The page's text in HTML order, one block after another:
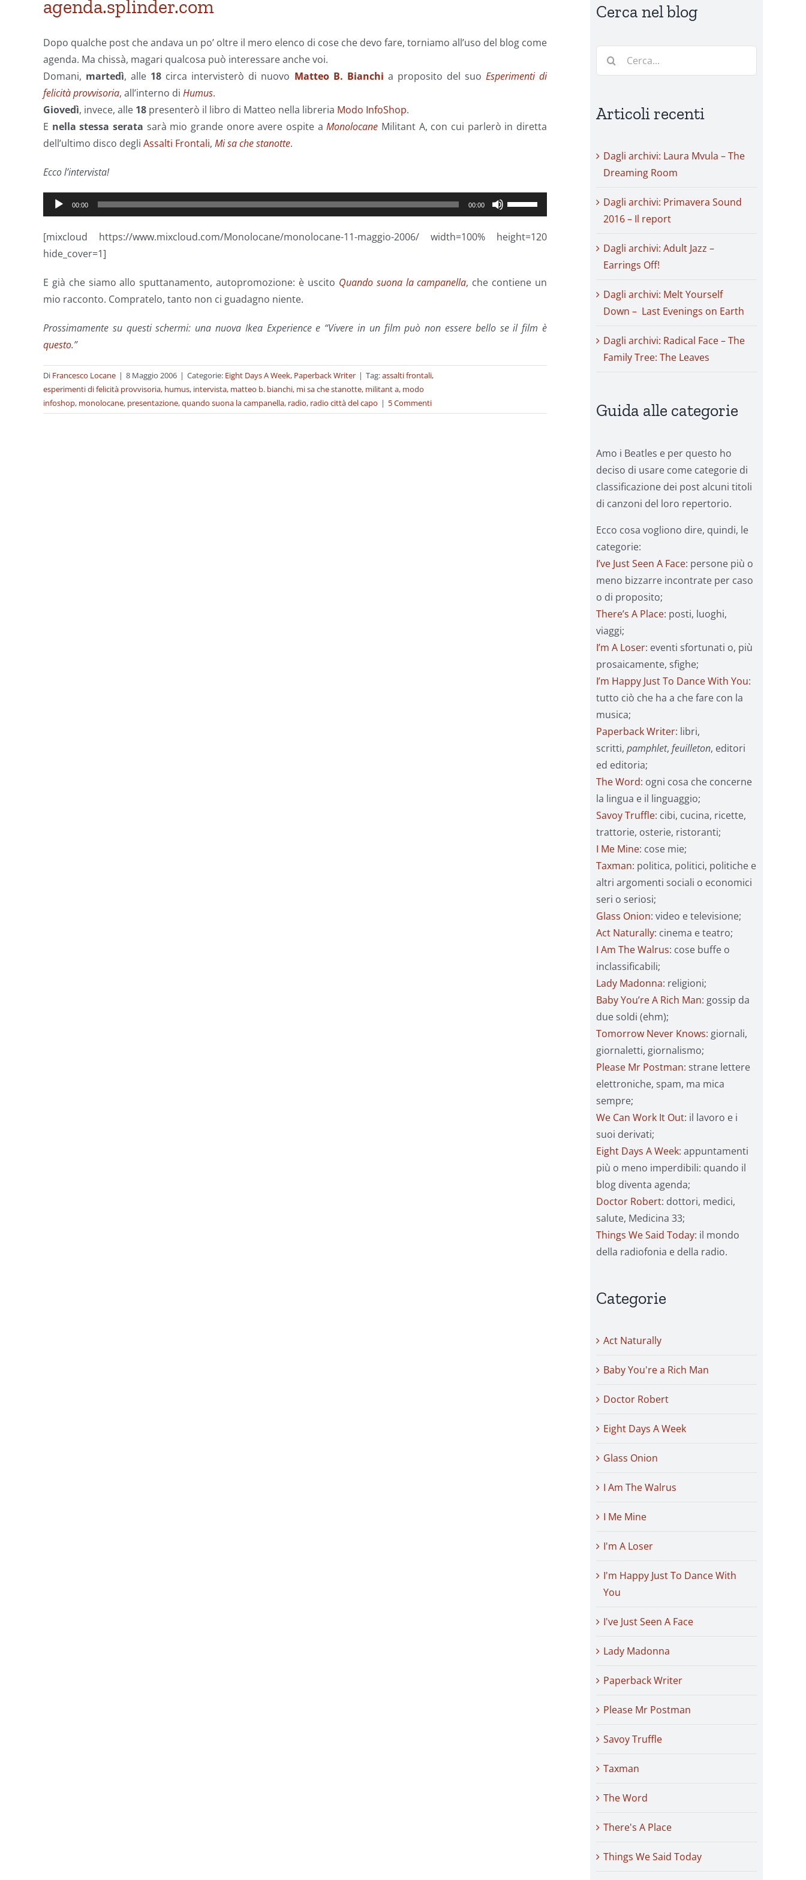
agenda.splinder.com
Dopo qualche post che andava un po’ oltre il mero elenco di cose che devo fare, torniamo all’uso del blog come
agenda. Ma chissà, magari qualcosa può interessare anche voi.
Domani, martedì, alle 18 circa intervisterò di nuovo Matteo B. Bianchi a proposito del suo Esperimenti di
felicità provvisoria, all’interno di Humus.
Giovedì, invece, alle 18 presenterò il libro di Matteo nella libreria Modo InfoShop.
E nella stessa serata sarà mio grande onore avere ospite aMonolocane Militant A, con cui parlerò in diretta
dell’ultimo disco degli Assalti Frontali, Mi sa che stanotte.
Ecco l’intervista!
Audio
Player
00:00 00:00
Usa
i
tasti
per
diminuire
volume.
[mixcloud https://www.mixcloud.com/Monolocane/monolocane-11-maggio-2006/ width=100% height=120
hide_cover=1]
E già che siamo allo sputtanamento, autopromozione: è uscito Quando suona la campanella, che contiene un
mio racconto. Compratelo, tanto non ci guadagno niente.
Prossimamente su questi schermi: una nuova Ikea Experience e “Vivere in un film può non essere bello se il film è
questo.”
Di Francesco Locane | 8 Maggio 2006 | Categorie: Eight Days A Week, Paperback Writer | Tag:assalti frontali,
esperimenti di felicità provvisoria, humus, intervista, matteo b. bianchi, mi sa che stanotte, militant a, modo
infoshop, monolocane, presentazione,quando suona la campanella, radio, radio città del capo | 5 Commenti
Cerca nel blog
Cerca
Articoli recenti
Dagli archivi: Laura Mvula – The
Dreaming Room
Dagli archivi: Primavera Sound
2016 – Il report
Dagli archivi: Adult Jazz –
Earrings Off!
Dagli archivi: Melt Yourself
Down – Last Evenings on Earth
Dagli archivi: Radical Face – The
Family Tree: The Leaves
Guida alle categorie
Amo i Beatles e per questo ho
deciso di usare come categorie di
classificazione dei post alcuni titoli
di canzoni del loro repertorio.
Ecco cosa vogliono dire, quindi, le
categorie:
I’ve Just Seen A Face: persone più o
meno bizzarre incontrate per caso
o di proposito;
There’s A Place: posti, luoghi,
viaggi;
I’m A Loser: eventi sfortunati o, più
prosaicamente, sfighe;
I’m Happy Just To Dance With You:
tutto ciò che ha a che fare con la
musica;
Paperback Writer: libri,
scritti, pamphlet, feuilleton, editori
ed editoria;
The Word: ogni cosa che concerne
la lingua e il linguaggio;
Savoy Truffle: cibi, cucina, ricette,
trattorie, osterie, ristoranti;
I Me Mine: cose mie;
Taxman: politica, politici, politiche e
altri argomenti sociali o economici
seri o seriosi;
Glass Onion: video e televisione;
Act Naturally: cinema e teatro;
I Am The Walrus: cose buffe o
inclassificabili;
Lady Madonna: religioni;
Baby You’re A Rich Man: gossip da
due soldi (ehm);
Tomorrow Never Knows: giornali,
giornaletti, giornalismo;
Please Mr Postman: strane lettere
elettroniche, spam, ma mica
sempre;
We Can Work It Out: il lavoro e i
suoi derivati;
Eight Days A Week: appuntamenti
più o meno imperdibili: quando il
blog diventa agenda;
Doctor Robert: dottori, medici,
salute, Medicina 33;
Things We Said Today: il mondo
della radiofonia e della radio.
Categorie
Act Naturally
Baby You're a Rich Man
Doctor Robert
Eight Days A Week
Glass Onion
I Am The Walrus
I Me Mine
I'm A Loser
I'm Happy Just To Dance With
You
I've Just Seen A Face
Lady Madonna
Paperback Writer
Please Mr Postman
Savoy Truffle
Taxman
The Word
There's A Place
Things We Said Today